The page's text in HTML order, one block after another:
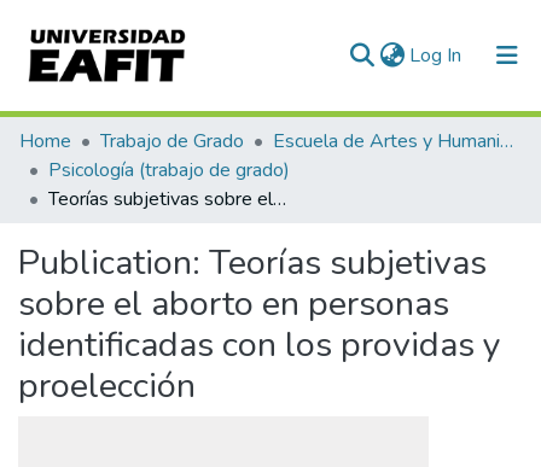
Log In (current)
Communities & Collections
All of DSpace
Home Trabajo de Grado
Escuela de Artes y Humanidades
Psicología (trabajo de grado)
Teorías subjetivas sobre el aborto en personas identificadas con los providas y proelección
Publication: Teorías subjetivas
sobre el aborto en personas
identificadas con los providas y
proelección